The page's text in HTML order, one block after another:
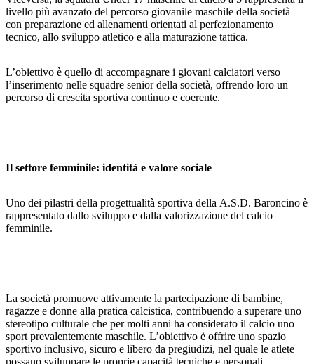
livello più avanzato del percorso giovanile maschile della società
con preparazione ed allenamenti orientati al perfezionamento
tecnico, allo sviluppo atletico e alla maturazione tattica.
L’obiettivo è quello di accompagnare i giovani calciatori verso
l’inserimento nelle squadre senior della società, offrendo loro un
percorso di crescita sportiva continuo e coerente.
Il settore femminile: identità e valore sociale
Uno dei pilastri della progettualità sportiva della A.S.D. Baroncino è
rappresentato dallo sviluppo e dalla valorizzazione del calcio
femminile.
La società promuove attivamente la partecipazione di bambine,
ragazze e donne alla pratica calcistica, contribuendo a superare uno
stereotipo culturale che per molti anni ha considerato il calcio uno
sport prevalentemente maschile. L’obiettivo è offrire uno spazio
sportivo inclusivo, sicuro e libero da pregiudizi, nel quale le atlete
possano sviluppare le proprie capacità tecniche e personali.